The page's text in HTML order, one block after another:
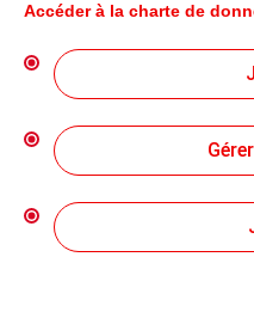
Charte de Protection
Conditions
bouton « Gérer mes
« J’accepte », vous
cookies. Dans le cas où
fonctionnement du site
d’informations, vous
de données personnelles
Accéder à la charte de